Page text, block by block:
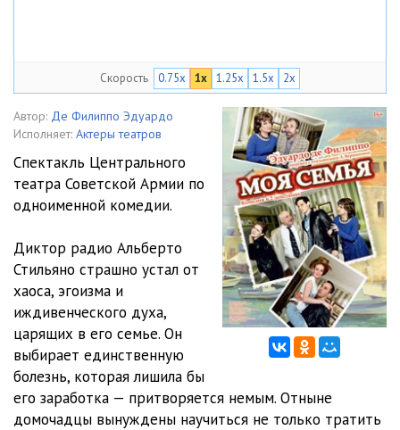
Скорость 0.75x 1x 1.25x 1.5x 2x
Автор: Де Филиппо Эдуардо
Исполняет: Актеры театров
Спектакль Центрального
театра Советской Армии по
одноименной комедии.
Диктор радио Альберто
Стильяно страшно устал от
хаоса, эгоизма и
иждивенческого духа,
царящих в его семье. Он
выбирает единственную
болезнь, которая лишила бы
его заработка — притворяется немым. Отныне
домочадцы вынуждены научиться не только тратить